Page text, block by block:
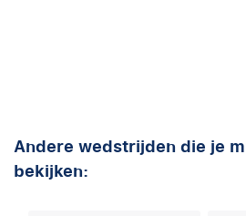
Andere wedstrijden die je
bekijken: